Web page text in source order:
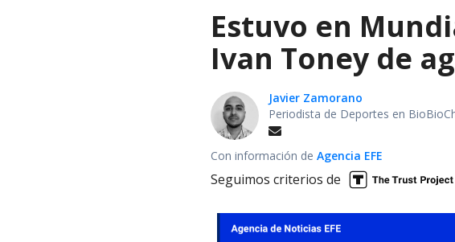
Estuvo en
Ivan Toney de
Javier Zamorano
Periodista de Deportes en
Con información de Agencia EFE
Seguimos criterios de